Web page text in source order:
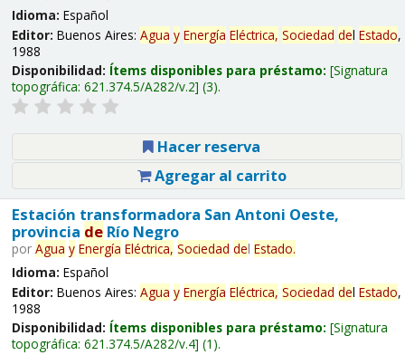
Idioma: Español
Editor: Buenos Aires: Agua y Energía Eléctrica, Sociedad del Estado,
1988
Disponibilidad: Ítems disponibles para préstamo: Signatura
topográfica: 621.374.5/A282/v.2 (3).
Hacer reserva
Agregar al carrito
Estación transformadora San Antoni Oeste,
provincia deRío Negro
por Agua y Energía Eléctrica, Sociedad del Estado.
Idioma: Español
Editor: Buenos Aires: Agua y Energía Eléctrica, Sociedad del Estado,
1988
Disponibilidad: Ítems disponibles para préstamo: Signatura
topográfica: 621.374.5/A282/v.4 (1).